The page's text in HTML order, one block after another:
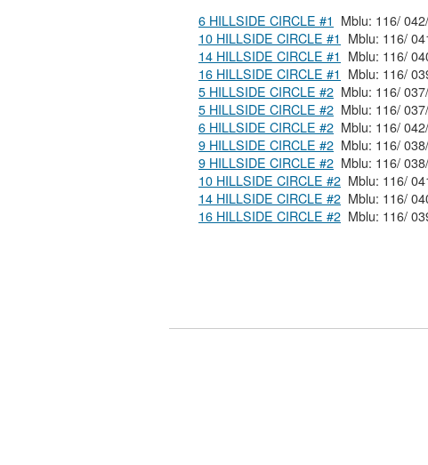
6 HILLSIDE CIRCLE #1
10 HILLSIDE CIRCLE #1
14 HILLSIDE CIRCLE #1
16 HILLSIDE CIRCLE #1
5 HILLSIDE CIRCLE #2
5 HILLSIDE CIRCLE #2
6 HILLSIDE CIRCLE #2
9 HILLSIDE CIRCLE #2
9 HILLSIDE CIRCLE #2
10 HILLSIDE CIRCLE #2
14 HILLSIDE CIRCLE #2
16 HILLSIDE CIRCLE #2